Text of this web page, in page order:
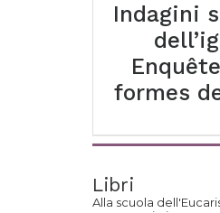
Indagini
formes
Libri
Alla scuola